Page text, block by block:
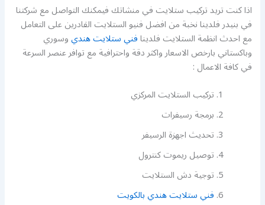
اذا كنت تريد تركيب ستلايت في منشاتك فيمكنك التواصل مع شركتنا
في بنيدر فلدينا نخبة من افضل فنيو الستلايت القادرين على التعامل
مع احدث انظمة الستلايت فلدينافني ستلايت هنديوسوري
وباكستاني بارخص الاسعار واكثر دقة واحترافية مع توافر عنصر السرعة
في كافة الاعمال :
تركيب الستلايت المركزي
برمجة رسيفرات
تحديث اجهزة الرسيفر
توصيل ريموت كنترول
توجية دش الستلايت
فني ستلايت هندي بالكويت